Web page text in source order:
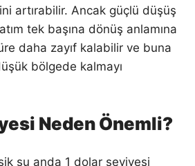
artırabilir. Ancak güçlü düşüş
tek başına dönüş anlamına
daha zayıf kalabilir ve buna
bölgede kalmayı
Neden Önemli?
şu anda 1 dolar seviyesi